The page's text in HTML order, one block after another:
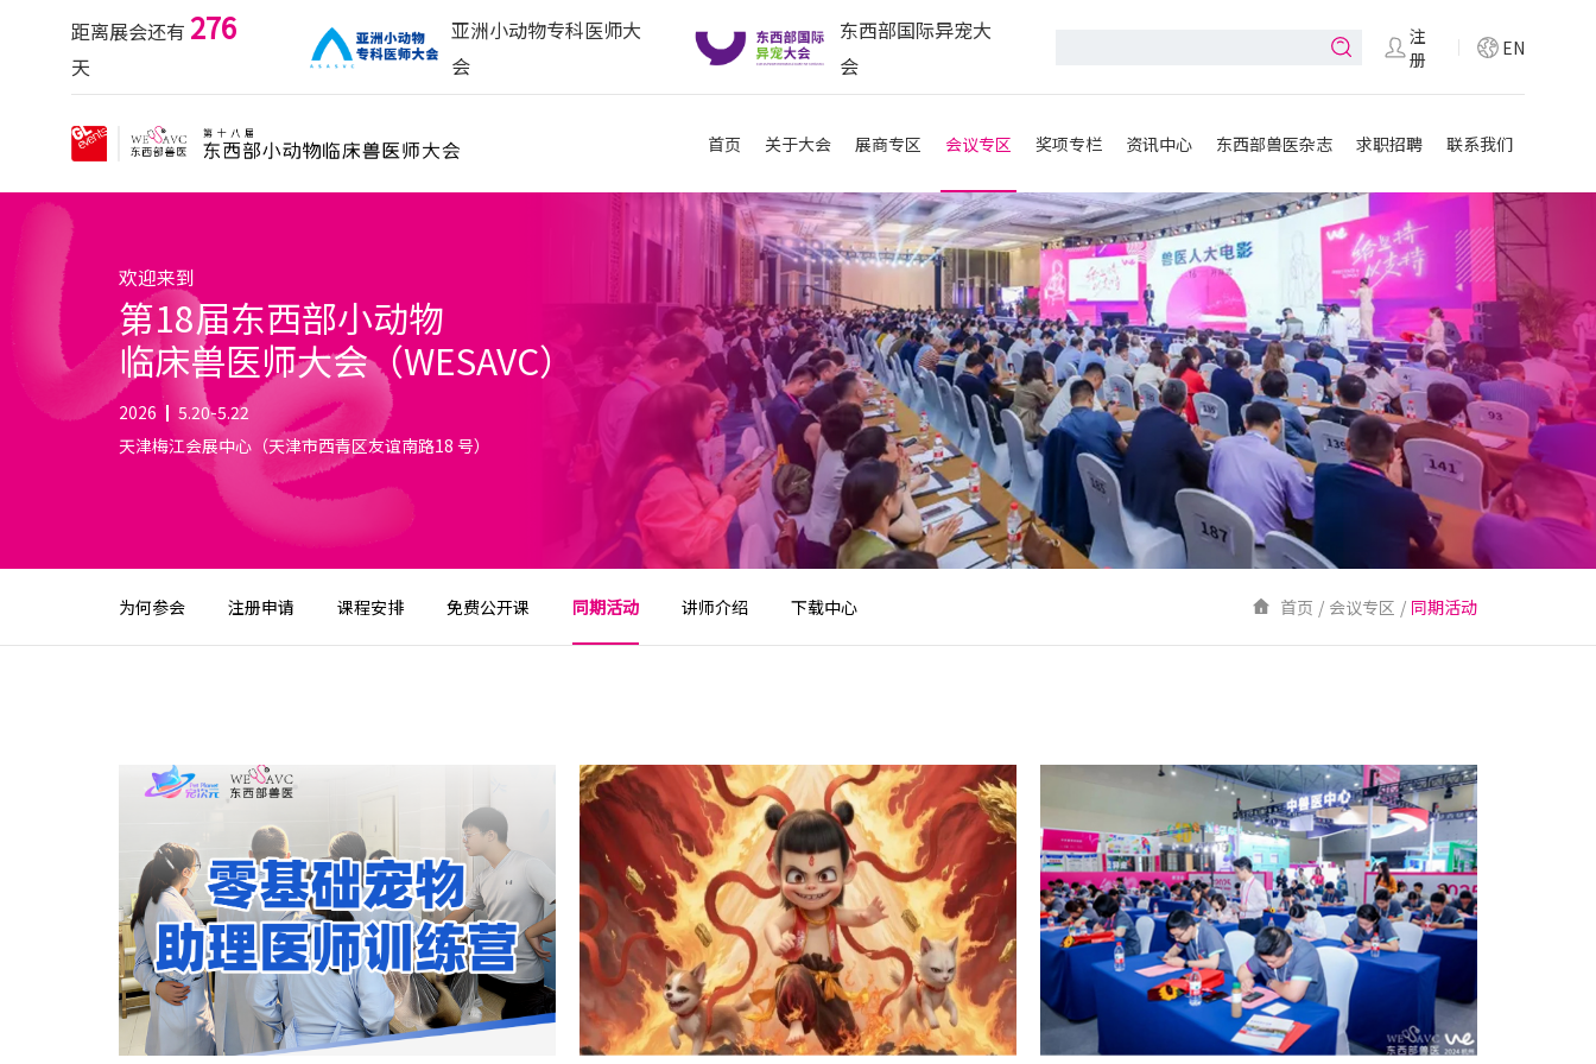
距离展会还有 276
天
亚洲小动物专科医师大
会
东西部国际异宠大
会
注
册
EN
首页 关于大会 展商专区 会议专区 奖项专栏 资讯中心 东西部兽医杂志 求职招聘 联系我们
欢迎来到
第18届东西部小动物
临床兽医师大会（WESAVC）
2026
5.20-5.22
天津梅江会展中心（天津市西青区友谊南路18 号）
为何参会 注册申请 课程安排 免费公开课 同期活动 讲师介绍 下载中心 首页 / 会议专区 / 同期活动